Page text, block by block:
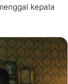
kepala